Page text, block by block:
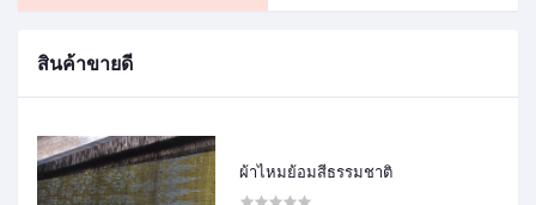
สินค้าขายดี
ผ้าไหมย้อมสีธรรมชาติ